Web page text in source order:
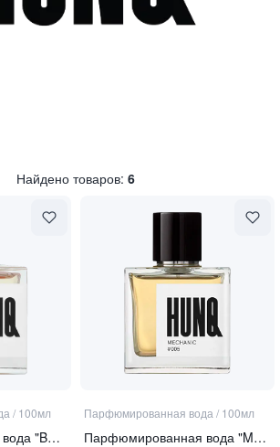
Найдено товаров: 6
/ 100мл
Парфюмированная вода "BOXER"
Парфюмированная вода / 100мл
Парфюмированная вода "MECHANIC"